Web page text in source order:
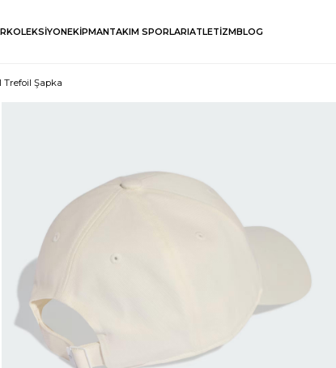
KOLEKSİYONEKİPMANTAKIM SPORLARIATLETİZMBLOG
Trefoil Şapka